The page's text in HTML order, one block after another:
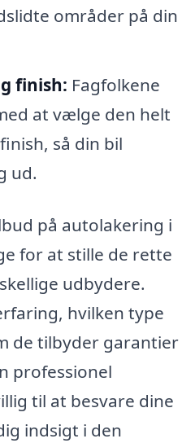
områder på din
finish: Fagfolkene
at vælge den helt
så din bil
ud.
på autolakering i
for at stille de rette
udbydere.
hvilken type
de tilbyder garantier
professionel
til at besvare dine
indsigt i den